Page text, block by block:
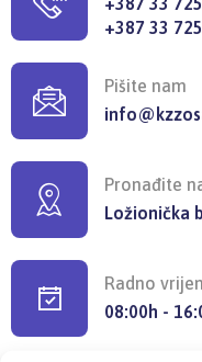
+387 33
Pišite nam
Pronađite
Ložionička
Radno
08:00h -